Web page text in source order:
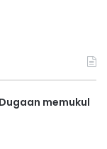
memukul